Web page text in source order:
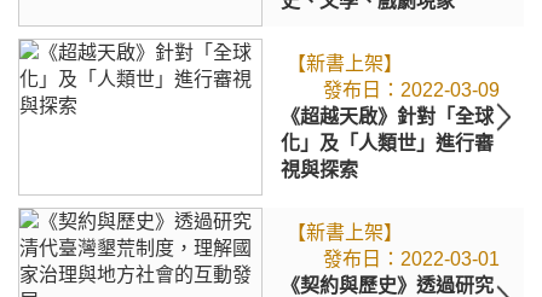
【新書上架】
2022-03-09
《超越天啟》針對「全球
化」及「人類世」進行審
視與探索
【新書上架】
2022-03-01
《契約與歷史》透過研究